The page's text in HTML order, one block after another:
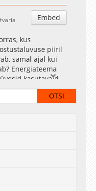
Embed
varia
kus
piiril
samal ajal kui
Energiateema
kasutavaid
sinu auto või
pärast?